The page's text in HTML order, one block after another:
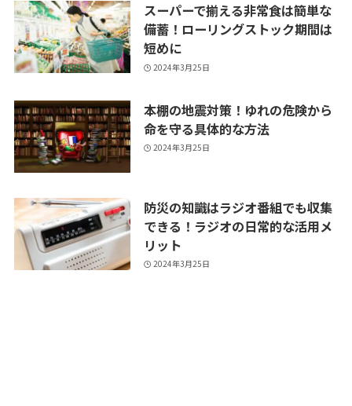
スーパーで揃える非常食は簡単な
備蓄！ローリングストック期間は
短めに
2024年3月25日
本棚の地震対策！ゆれの危険から
命を守る具体的な方法
2024年3月25日
防災の知識はラジオ番組でも収集
できる！ラジオの日常的な活用メ
リット
2024年3月25日